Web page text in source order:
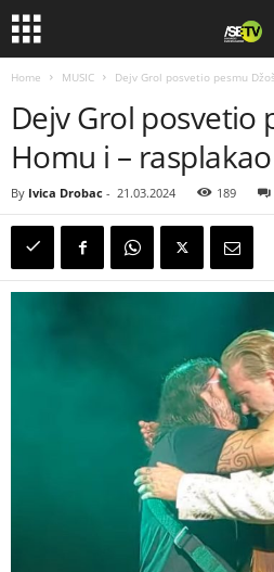
Home MUSIC Dejv Grol posvetio pesmu
Dejv Grol posvetio
Homu i –
By Ivica Drobac - 21.03.2024 189